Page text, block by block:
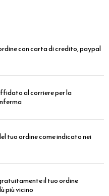
con carta di credito, paypal
al corriere per la
tuo ordine come indicato nei
il tuo ordine
più vicino